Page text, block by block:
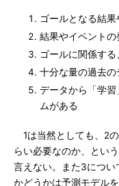
ゴールとなる結
結果やイベント
ゴールに関係す
十分な量の過去
データから「学
ムがある
1は当然としても、2
らい必要なのか、とい
言えない。また3につい
かどうかは予測モデル